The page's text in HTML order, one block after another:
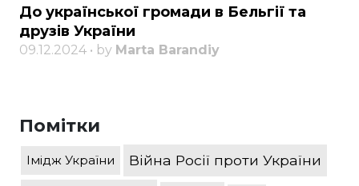
До української громади в Бельгії та
друзів України
09.12.2024 • by Marta Barandiy
Помітки
Імідж України Війна Росії проти України